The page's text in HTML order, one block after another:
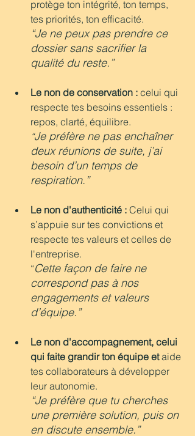
protège ton intégrité, ton temps,
tes priorités, ton efficacité.
“Je ne peux pas prendre ce
dossier sans sacrifier la
qualité du reste.”
Le non de conservation : celui qui
respecte tes besoins essentiels :
repos, clarté, équilibre.
“Je préfère ne pas enchaîner
deux réunions de suite, j’ai
besoin d’un temps de
respiration.”
Le non d'authenticité : Celui qui
s’appuie sur tes convictions et
respecte tes valeurs et celles de
l'entreprise.
“Cette façon de faire ne
correspond pas à nos
engagements et valeurs
d’équipe.”
Le non d'accompagnement, celui
qui faite grandir ton équipe et aide
tes collaborateurs à développer
leur autonomie.
“Je préfère que tu cherches
une première solution, puis on
en discute ensemble.”